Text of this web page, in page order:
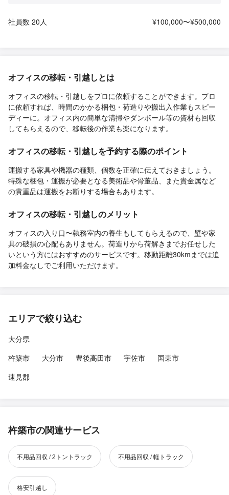
社員数 20人 ¥100,000〜¥500,000
オフィスの移転・引越しとは
オフィスの移転・引越しをプロに依頼することができます。プロ
に依頼すれば、時間のかかる梱包・荷造りや搬出入作業もスピー
ディーに。オフィス内の簡単な清掃やダンボール等の資材も回収
してもらえるので、移転後の作業も楽になります。
オフィスの移転・引越しを予約する際のポイント
運搬する家具や機器の種類、個数を正確に伝えておきましょう。
特殊な梱包・運搬が必要となる美術品や骨董品、また貴金属など
の貴重品は運搬をお断りする場合もあります。
オフィスの移転・引越しのメリット
オフィスの入り口〜執務室内の養生もしてもらえるので、壁や家
具の破損の心配もありません。荷造りから荷解きまでお任せした
いという方にはおすすめのサービスです。移動距離30kmまでは追
加料金なしでご利用いただけます。
エリアで絞り込む
大分県
杵築市
大分市 豊後高田市 宇佐市
国東市
速見郡
杵築市の関連サービス
不用品回収 / 2トントラック 不用品回収 / 軽トラック
格安引越し